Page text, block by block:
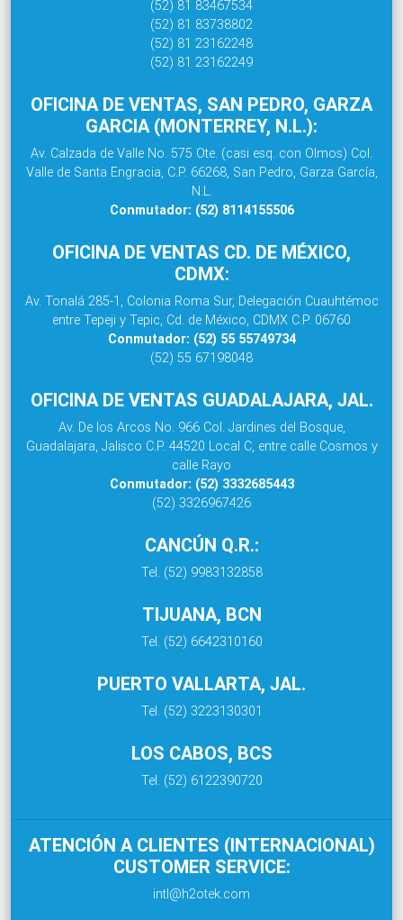
(52) 81 83467534
(52) 81 83738802
(52) 81 23162248
(52) 81 23162249
OFICINA DE VENTAS, SAN PEDRO, GARZA
GARCIA (MONTERREY, N.L.):
Av. Calzada de Valle No. 575 Ote. (casi esq. con Olmos) Col.
Valle de Santa Engracia, C.P. 66268, San Pedro, Garza García,
N.L.
Conmutador: (52) 8114155506
OFICINA DE VENTAS CD. DE MÉXICO,
CDMX:
Av. Tonalá 285-1, Colonia Roma Sur, Delegación Cuauhtémoc
entre Tepeji y Tepic, Cd. de México, CDMX C.P. 06760
Conmutador: (52) 55 55749734
(52) 55 67198048
OFICINA DE VENTAS GUADALAJARA, JAL.
Av. De los Arcos No. 966 Col. Jardines del Bosque,
Guadalajara, Jalisco C.P. 44520 Local C, entre calle Cosmos y
calle Rayo
Conmutador: (52) 3332685443
(52) 3326967426
CANCÚN Q.R.:
Tel. (52) 9983132858
TIJUANA, BCN
Tel. (52) 6642310160
PUERTO VALLARTA, JAL.
Tel. (52) 3223130301
LOS CABOS, BCS
Tel. (52) 6122390720
ATENCIÓN A CLIENTES (INTERNACIONAL)
CUSTOMER SERVICE:
intl@h2otek.com